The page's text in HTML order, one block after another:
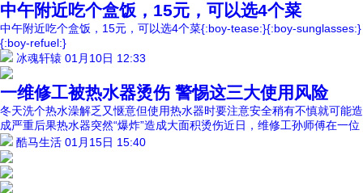
中午附近吃个盒饭，15元，可以选4个菜
中午附近吃个盒饭，15元，可以选4个菜{:boy-tease:}{:boy-sunglasses:}
{:boy-refuel:}
冰魂轩辕 01月10日 12:33
一维修工被热水器烫伤 警惕这三大使用风险
冬天洗个热水澡解乏又惬意但使用热水器时要注意安全稍有不慎就可能造
成严重后果热水器突然“爆炸”造成大面积烫伤近日，维修工孙师傅在一位
酷马生活 01月15日 15:40